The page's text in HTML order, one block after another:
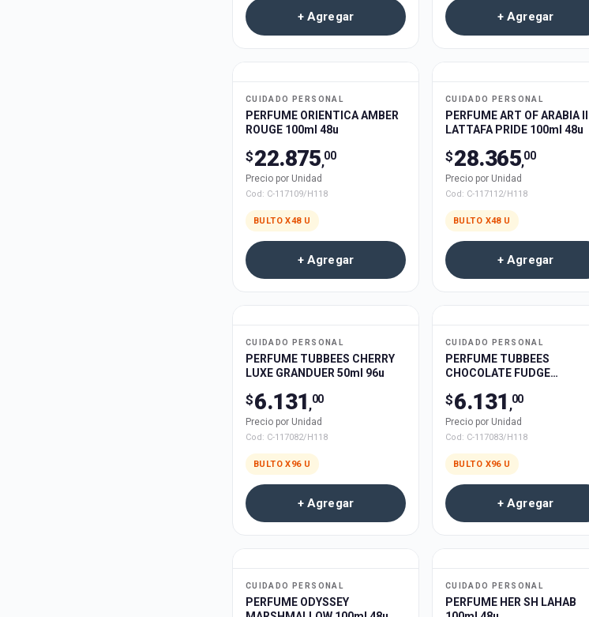
+ Agregar + Agregar
CUIDADO PERSONAL
PERFUME ORIENTICA AMBER
ROUGE 100ml 48u
$22.875,00
Precio por Unidad
Cod: C-117109/H118
BULTO X48 U
+ Agregar
CUIDADO PERSONAL
PERFUME ART OF ARABIA III
LATTAFA PRIDE 100ml 48u
$28.365,00
Precio por Unidad
Cod: C-117112/H118
BULTO X48 U
+ Agregar
CUIDADO PERSONAL
PERFUME TUBBEES CHERRY
LUXE GRANDUER 50ml 96u
$6.131 ,00
Precio por Unidad
Cod: C-117082/H118
BULTO X96 U
+ Agregar
CUIDADO PERSONAL
PERFUME TUBBEES
CHOCOLATE FUDGE
$6.131 ,00
Precio por Unidad
Cod: C-117083/H118
BULTO X96 U
+ Agregar
CUIDADO PERSONAL
PERFUME ODYSSEY
CUIDADO PERSONAL
PERFUME HER SH LAHAB